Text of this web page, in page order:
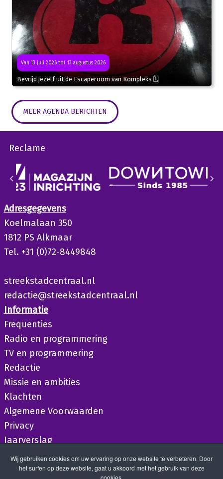
Van 13 juli 2026 tot 13 augustus 2026
Bevrijd jezelf uit de Escaperoom van Kompleks 🗓
MEER AGENDA BERICHTEN
Reclame
Adresgegevens
Koelmalaan 350
1812 PS Alkmaar
Tel. +31 (0)72-8449848
streekstadcentraal.nl
redactie@streekstadcentraal.nl
Informatie
Frequenties
Radio en programmering
TV en programmering
Redactie
Missie en ambities
Klachten
Algemene Voorwaarden
Privacy
Jaarverslag
Wij gebruiken cookies om uw ervaring op onze website te verbeteren. Door
het surfen op deze website, gaat u akkoord met het gebruik van deze
cookies.